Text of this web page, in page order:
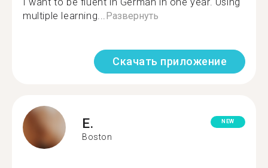
multiple learning...Развернуть
Скачать приложение
E.
Boston
NEW